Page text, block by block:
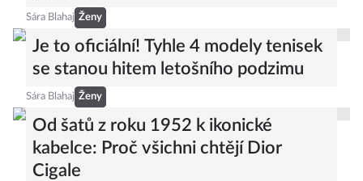
Sára Blahaj Ženy
Je to oficiální! Tyhle 4 modely tenisek
se stanou hitem letošního podzimu
Sára Blahaj Ženy
Od šatů z roku 1952 k ikonické
kabelce: Proč všichni chtějí Dior
Cigale